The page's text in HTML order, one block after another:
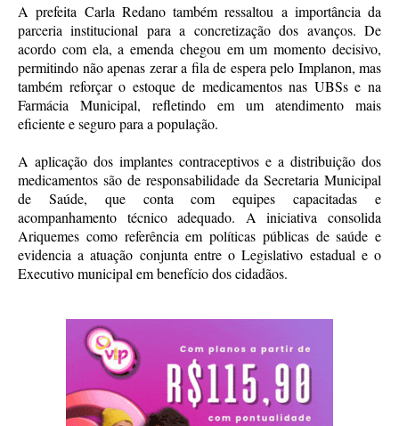
A prefeita Carla Redano também ressaltou a importância da
parceria institucional para a concretização dos avanços. De
acordo com ela, a emenda chegou em um momento decisivo,
permitindo não apenas zerar a fila de espera pelo Implanon, mas
também reforçar o estoque de medicamentos nas UBSs e na
Farmácia Municipal, refletindo em um atendimento mais
eficiente e seguro para a população.
A aplicação dos implantes contraceptivos e a distribuição dos
medicamentos são de responsabilidade da Secretaria Municipal
de Saúde, que conta com equipes capacitadas e
acompanhamento técnico adequado. A iniciativa consolida
Ariquemes como referência em políticas públicas de saúde e
evidencia a atuação conjunta entre o Legislativo estadual e o
Executivo municipal em benefício dos cidadãos.